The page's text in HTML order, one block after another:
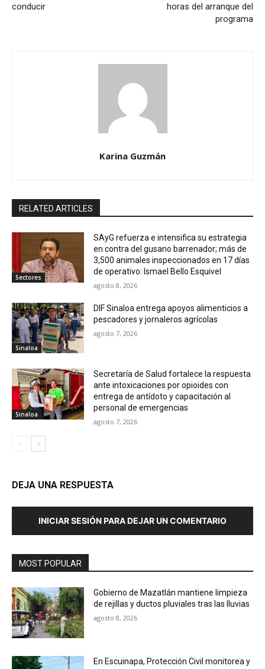
conducir
horas del arranque del
programa
Karina Guzmán
RELATED ARTICLES
Sectores
SAyG refuerza e intensifica su estrategia
en contra del gusano barrenador; más de
3,500 animales inspeccionados en 17 días
de operativo: Ismael Bello Esquivel
agosto 8, 2026
Sinaloa
DIF Sinaloa entrega apoyos alimenticios a
pescadores y jornaleros agrícolas
agosto 7, 2026
Sinaloa
Secretaría de Salud fortalece la respuesta
ante intoxicaciones por opioides con
entrega de antídoto y capacitación al
personal de emergencias
agosto 7, 2026
DEJA UNA RESPUESTA
INICIAR SESIÓN PARA DEJAR UN COMENTARIO
MOST POPULAR
Gobierno de Mazatlán mantiene limpieza
de rejillas y ductos pluviales tras las lluvias
agosto 8, 2026
En Escuinapa, Protección Civil monitorea y